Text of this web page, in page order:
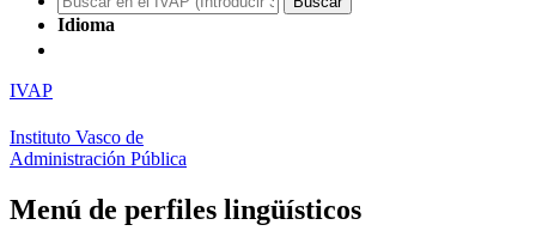
Idioma
IVAP
Instituto Vasco de
Administración Pública
Menú de perfiles lingüísticos